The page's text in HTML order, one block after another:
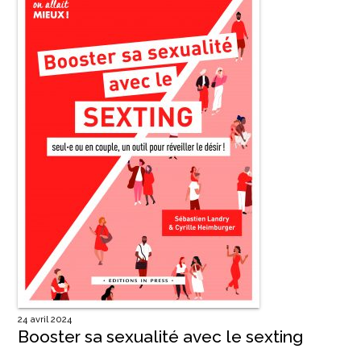
24 avril 2024
Booster sa sexualité avec le sexting